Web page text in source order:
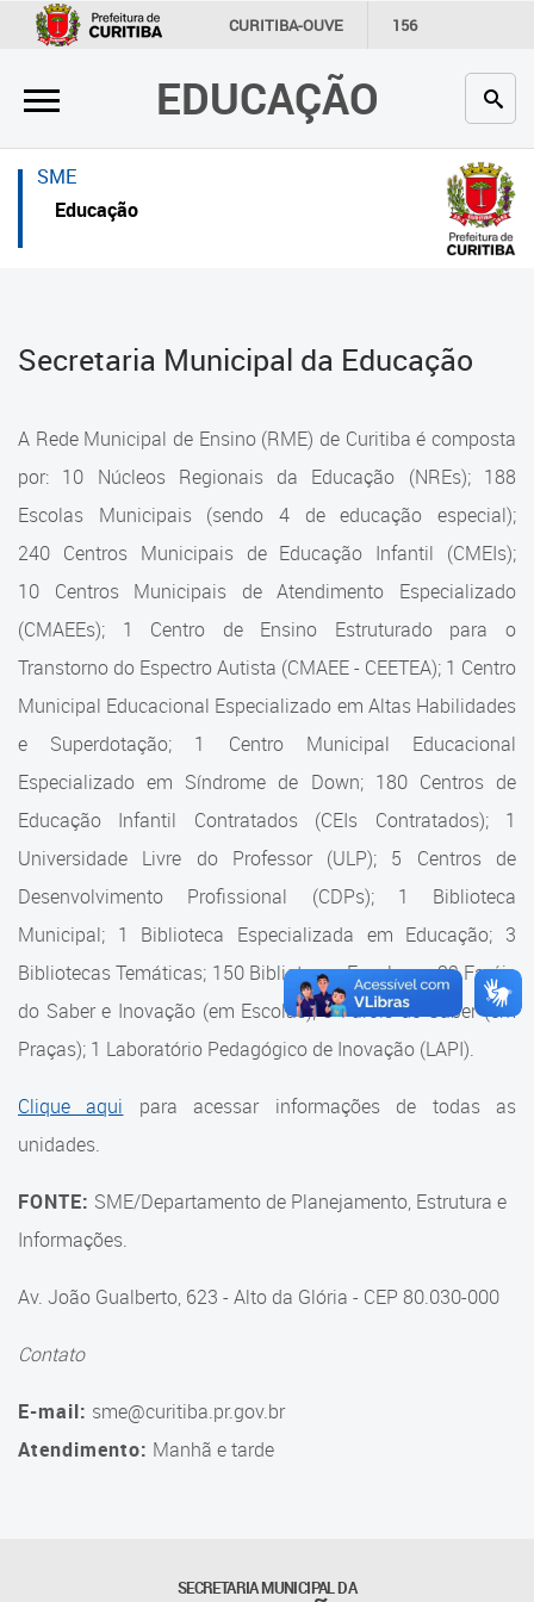
CURITIBA-OUVE 156
INFORMAÇÃO SECRETARIAS
EDUCAÇÃO
×
Inicial
Secretaria
Profissionais da educação
Contato
úteis
Portal da Prefeitura de Curitiba
Cadastramento Escolar
Cadastro Online
Portal ICS Instituto Curitiba de
Portal Aprendere
Portal do Servidor
×
Inicial
Inicial
Secretaria
Crianças e estudantes
Contato
Estrutura da Secretaria
Estrutura da Secretaria
Superintendência Executiva
Departamento de Logística
Departamento de Logística
Gerência de Almoxarifado
Gerência de Aquisição e
Gestão Contratual de
Serviços
Gerência de Contratos
Gerência de Limpeza e
Suporte aos Contratos
Gerência de Segurança
Gerência de Transporte
Gerência de Transporte para
a Educação Especial - SITES
Tecnologia
SME
Educação
Secretaria Municipal da Educação
A Rede Municipal de Ensino (RME) de Curitiba é composta
por: 10 Núcleos Regionais da Educação (NREs); 188
Escolas Municipais (sendo 4 de educação especial);
240 Centros Municipais de Educação Infantil (CMEIs);
10 Centros Municipais de Atendimento Especializado
(CMAEEs); 1 Centro de Ensino Estruturado para o
Transtorno do Espectro Autista (CMAEE - CEETEA); 1 Centro
Municipal Educacional Especializado em Altas Habilidades
e Superdotação; 1 Centro Municipal Educacional
Especializado em Síndrome de Down; 180 Centros de
Educação Infantil Contratados (CEIs Contratados); 1
Universidade Livre do Professor (ULP); 5 Centros de
Desenvolvimento Profissional (CDPs); 1 Biblioteca
Municipal; 1 Biblioteca Especializada em Educação; 3
Bibliotecas Temáticas; 150 Bibliotecas Escolares; 32 Faróis
do Saber e Inovação (em Escolas); 9 Faróis do Saber (em
Praças); 1 Laboratório Pedagógico de Inovação (LAPI).
Clique aqui para acessar informações de todas as
unidades.
FONTE: SME/Departamento de Planejamento, Estrutura e
Informações.
Av. João Gualberto, 623 - Alto da Glória - CEP 80.030-000
Contato
E-mail: sme@curitiba.pr.gov.br
Atendimento: Manhã e tarde
SECRETARIA MUNICIPAL DA